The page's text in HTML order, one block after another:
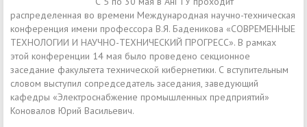
распределенная во времени Международная научно-техническая
конференция имени профессора В.Я. Баденикова «СОВРЕМЕННЫЕ
ТЕХНОЛОГИИ И НАУЧНО-ТЕХНИЧЕСКИЙ ПРОГРЕСС». В рамках
этой конференции 14 мая было проведено секционное
заседание факультета технической кибернетики. С вступительным
словом выступил сопредседатель заседания, заведующий
кафедры «Электроснабжение промышленных предприятий»
Коновалов Юрий Васильевич.